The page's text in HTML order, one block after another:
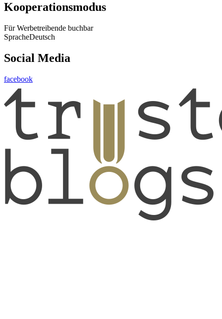
Kooperationsmodus
Für Werbetreibende buchbar
SpracheDeutsch
Social Media
facebook